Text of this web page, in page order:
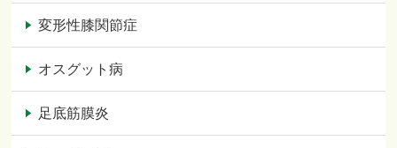
変形性膝関節症
オスグット病
足底筋膜炎